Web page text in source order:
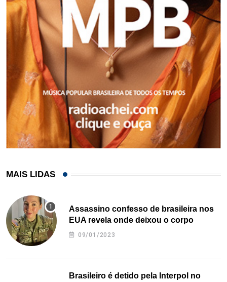
MAIS LIDAS
Assassino confesso de brasileira nos
EUA revela onde deixou o corpo
09/01/2023
Brasileiro é detido pela Interpol no